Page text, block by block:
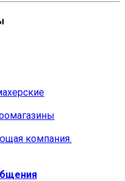
компания.